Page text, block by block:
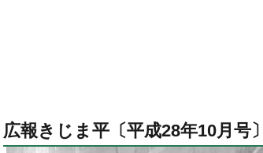
広報きじま平〔平成28年10月号〕